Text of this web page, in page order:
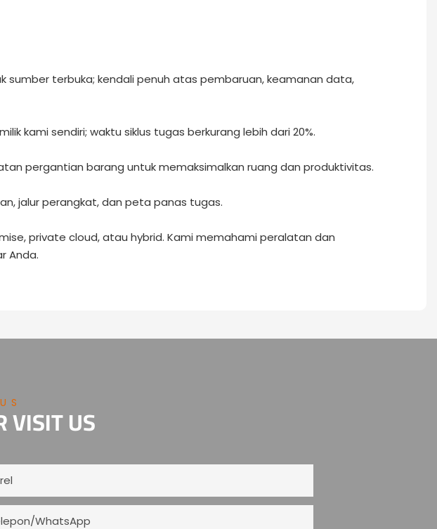
terbuka; kendali penuh atas pembaruan, keamanan data,
kami sendiri; waktu siklus tugas berkurang lebih dari 20%.
pergantian barang untuk memaksimalkan ruang dan produktivitas.
jalur perangkat, dan peta panas tugas.
private cloud, atau hybrid. Kami memahami peralatan dan
Anda.
VISIT US
WhatsApp